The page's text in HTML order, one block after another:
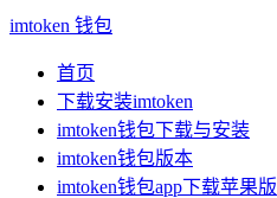
imtoken 钱包
首页
下载安装imtoken
imtoken钱包下载与安装
imtoken钱包版本
imtoken钱包app下载苹果版